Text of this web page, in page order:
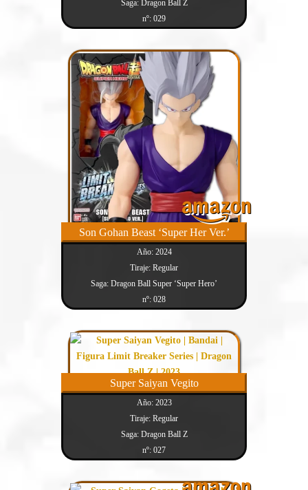
Saga: Dragon Ball Z
nº: 029
Son Gohan Beast ‘Super Her Ver.’
Año: 2024
Tiraje: Regular
Saga: Dragon Ball Super ‘Super Hero’
nº: 028
Super Saiyan Vegito
Año: 2023
Tiraje: Regular
Saga: Dragon Ball Z
nº: 027